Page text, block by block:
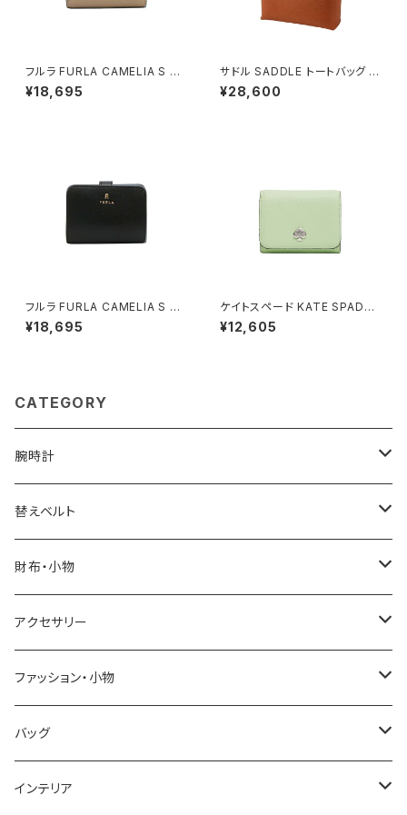
フルラ FURLA CAMELIA S C
OMPACT WALLETS 二つ折り
財布 wp00315-are000-125
¥18,695
サドル SADDLE トートバッグ ミ
ニトート 牛革 本革 日本製 姫路
産 自立 53447-17h メンズ レ
¥28,600
フルラ FURLA CAMELIA S C
OMPACT WALLETS 二つ折り
財布 wp00315-are000-o60
¥18,695
ケイトスペード KATE SPADE
ケイラ スモール Lジップ ウォレ
ット 二つ折り財布 kk056-306
¥12,605
CATEGORY
腕時計
ELGIN
SALVATORE MARRA
CASIO
GRANDEUR
COGU
GAGA MILANO
替えベルト
COACH
DANIEL WELLINGTON
LACOSTE
DIESEL
MICHAEL KORS
財布・小物
SONNE
DUCT
TRANSNUMBER
SAAMA HOMME
アクセサリー
GUCCI
TIFFANY&CO
FOLLI FOLLIE
ファッション・小物
DAKS
栃木レザー
バッグ
MANHATTAN PORTAGE
インテリア